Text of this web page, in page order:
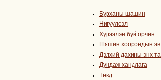
Бурханы шашин
Нигүүлсэл
Хүрээлэн буй орчин
Шашин хоорондын эв
Дэлхий дахины энх
Дундаж хандлага
Төвд